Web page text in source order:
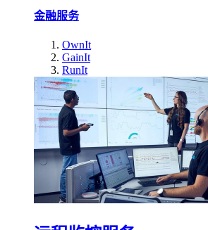
金融服务
OwnIt
GainIt
RunIt